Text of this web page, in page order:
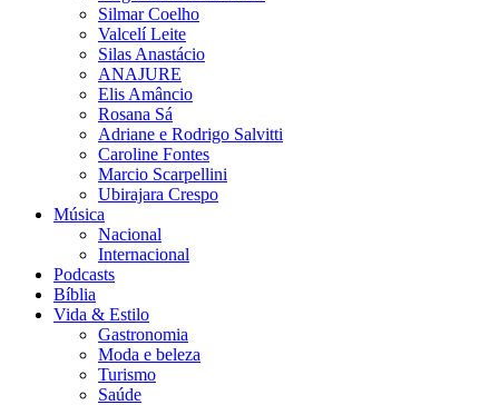
Silmar Coelho
Valcelí Leite
Silas Anastácio
ANAJURE
Elis Amâncio
Rosana Sá
Adriane e Rodrigo Salvitti
Caroline Fontes
Marcio Scarpellini
Ubirajara Crespo
Música
Nacional
Internacional
Podcasts
Bíblia
Vida & Estilo
Gastronomia
Moda e beleza
Turismo
Saúde